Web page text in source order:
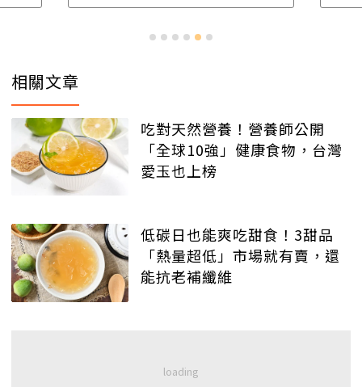
相關文章
吃對天然營養！營養師公開
「全球10強」健康食物，台灣
愛玉也上榜
低碳日也能爽吃甜食！3甜品
「熱量超低」市場就有賣，還
能抗老補纖維